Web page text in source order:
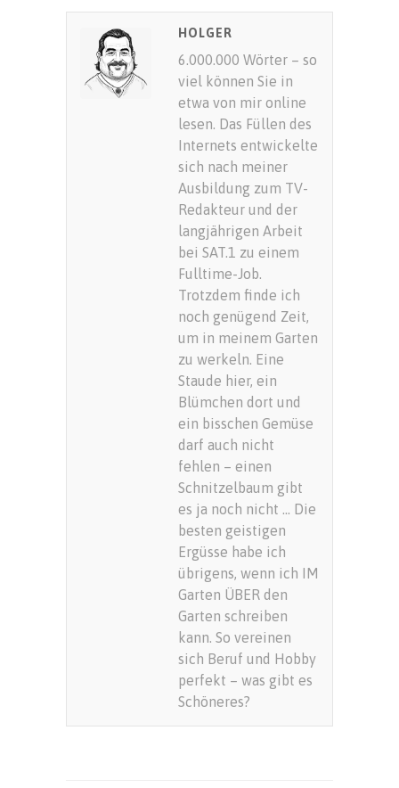
SUBMIT RATING
HOLGER
6.000.000 Wörter – so
viel können Sie in
etwa von mir online
lesen. Das Füllen des
Internets entwickelte
sich nach meiner
Ausbildung zum TV-
Redakteur und der
langjährigen Arbeit
bei SAT.1 zu einem
Fulltime-Job.
Trotzdem finde ich
noch genügend Zeit,
um in meinem Garten
zu werkeln. Eine
Staude hier, ein
Blümchen dort und
ein bisschen Gemüse
darf auch nicht
fehlen – einen
Schnitzelbaum gibt
es ja noch nicht … Die
besten geistigen
Ergüsse habe ich
übrigens, wenn ich IM
Garten ÜBER den
Garten schreiben
kann. So vereinen
sich Beruf und Hobby
perfekt – was gibt es
Schöneres?